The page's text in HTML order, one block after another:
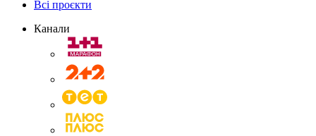
Всі проєкти
Канали